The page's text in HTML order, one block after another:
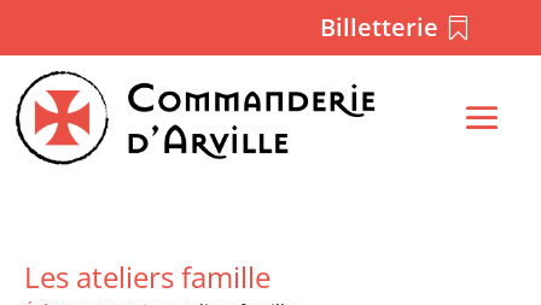
Billetterie
Les ateliers famille